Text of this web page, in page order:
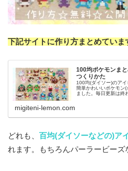
下記サイトに作り方まとめていま
100均ポケモンま
つくりかた
100均(ダイソー)のア
簡単かわいいポケモン
ました。毎日更新は終
migiteni-lemon.com
どれも、 百均(ダイソーなどの)ア
れます。もちろんパーラービーズ